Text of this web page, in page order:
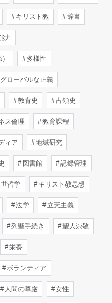
キリスト教 辞書
力
多様性
ローバルな正義
教育史 占領史
ス倫理 教育課程
ィア 地域研究
図書館 記録管理
哲学 キリスト教思想
法学 立憲主義
列聖手続き 聖人崇敬
栄養
ボランティア
人間の尊厳 女性